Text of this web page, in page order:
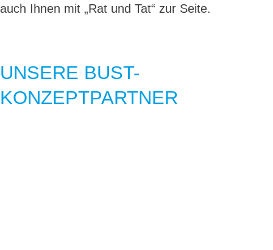
auch Ihnen mit „Rat und Tat“ zur Seite.
UNSERE BUST-
KONZEPTPARTNER